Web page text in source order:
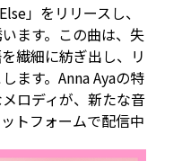
」をリリースし、
ます。この曲は、失
繊細に紡ぎ出し、リ
ます。Anna Ayaの特
ロディが、新たな音
トフォームで配信中